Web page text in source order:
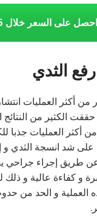
احصل على السعر خلال 5 د
الثدي
من أكثر العمليات
حققت الكثير من النتائج
أكثر العمليات جذبا
شد انسجة الثدي و
عن طريق إجراء جراحي
و كفاءة عالية و ذلك
العملية و الحد من